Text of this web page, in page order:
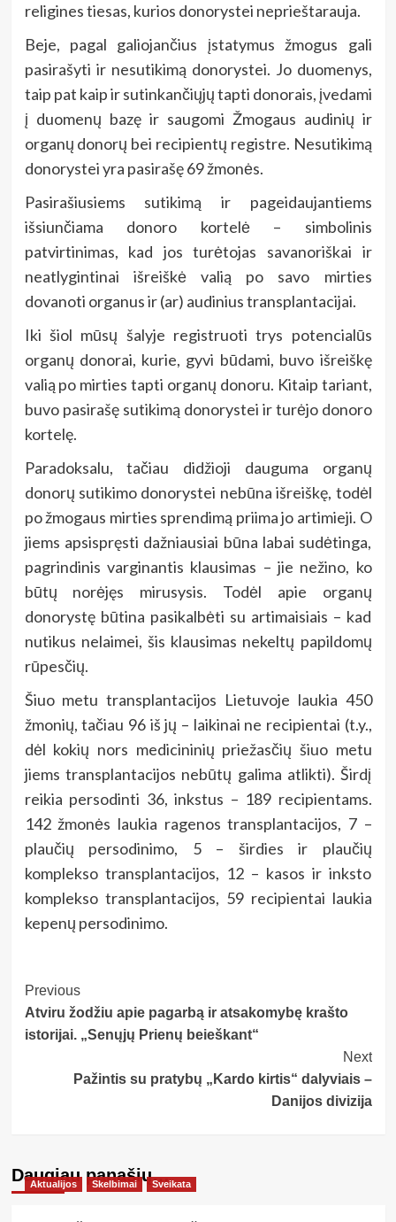
religines tiesas, kurios donorystei neprieštarauja.
Beje, pagal galiojančius įstatymus žmogus gali
pasirašyti ir nesutikimą donorystei. Jo duomenys,
taip pat kaip ir sutinkančiųjų tapti donorais, įvedami
į duomenų bazę ir saugomi Žmogaus audinių ir
organų donorų bei recipientų registre. Nesutikimą
donorystei yra pasirašę 69 žmonės.
Pasirašiusiems sutikimą ir pageidaujantiems
išsiunčiama donoro kortelė – simbolinis
patvirtinimas, kad jos turėtojas savanoriškai ir
neatlygintinai išreiškė valią po savo mirties
dovanoti organus ir (ar) audinius transplantacijai.
Iki šiol mūsų šalyje registruoti trys potencialūs
organų donorai, kurie, gyvi būdami, buvo išreiškę
valią po mirties tapti organų donoru. Kitaip tariant,
buvo pasirašę sutikimą donorystei ir turėjo donoro
kortelę.
Paradoksalu, tačiau didžioji dauguma organų
donorų sutikimo donorystei nebūna išreiškę, todėl
po žmogaus mirties sprendimą priima jo artimieji. O
jiems apsispręsti dažniausiai būna labai sudėtinga,
pagrindinis varginantis klausimas – jie nežino, ko
būtų norėjęs mirusysis. Todėl apie organų
donorystę būtina pasikalbėti su artimaisiais – kad
nutikus nelaimei, šis klausimas nekeltų papildomų
rūpesčių.
Šiuo metu transplantacijos Lietuvoje laukia 450
žmonių, tačiau 96 iš jų – laikinai ne recipientai (t.y.,
dėl kokių nors medicininių priežasčių šiuo metu
jiems transplantacijos nebūtų galima atlikti). Širdį
reikia persodinti 36, inkstus – 189 recipientams.
142 žmonės laukia ragenos transplantacijos, 7 –
plaučių persodinimo, 5 – širdies ir plaučių
komplekso transplantacijos, 12 – kasos ir inksto
komplekso transplantacijos, 59 recipientai laukia
kepenų persodinimo.
Post
Navigation
Previous
Atviru žodžiu apie pagarbą ir atsakomybę krašto
istorijai. „Senųjų Prienų beieškant“
Next
Pažintis su pratybų „Kardo kirtis“ dalyviais –
Danijos divizija
Daugiau panašių…
Aktualijos Skelbimai Sveikata